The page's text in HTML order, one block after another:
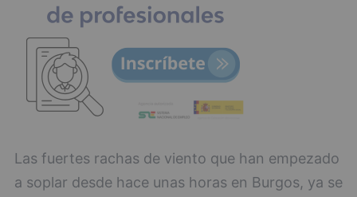
Las fuertes rachas de viento que han empezado
a soplar desde hace unas horas en Burgos, ya se